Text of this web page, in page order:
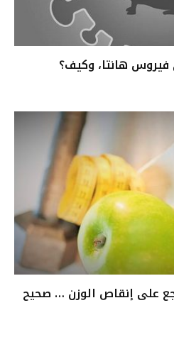
هانتا، وكيف؟
على إنقاص الوزن … صحيح